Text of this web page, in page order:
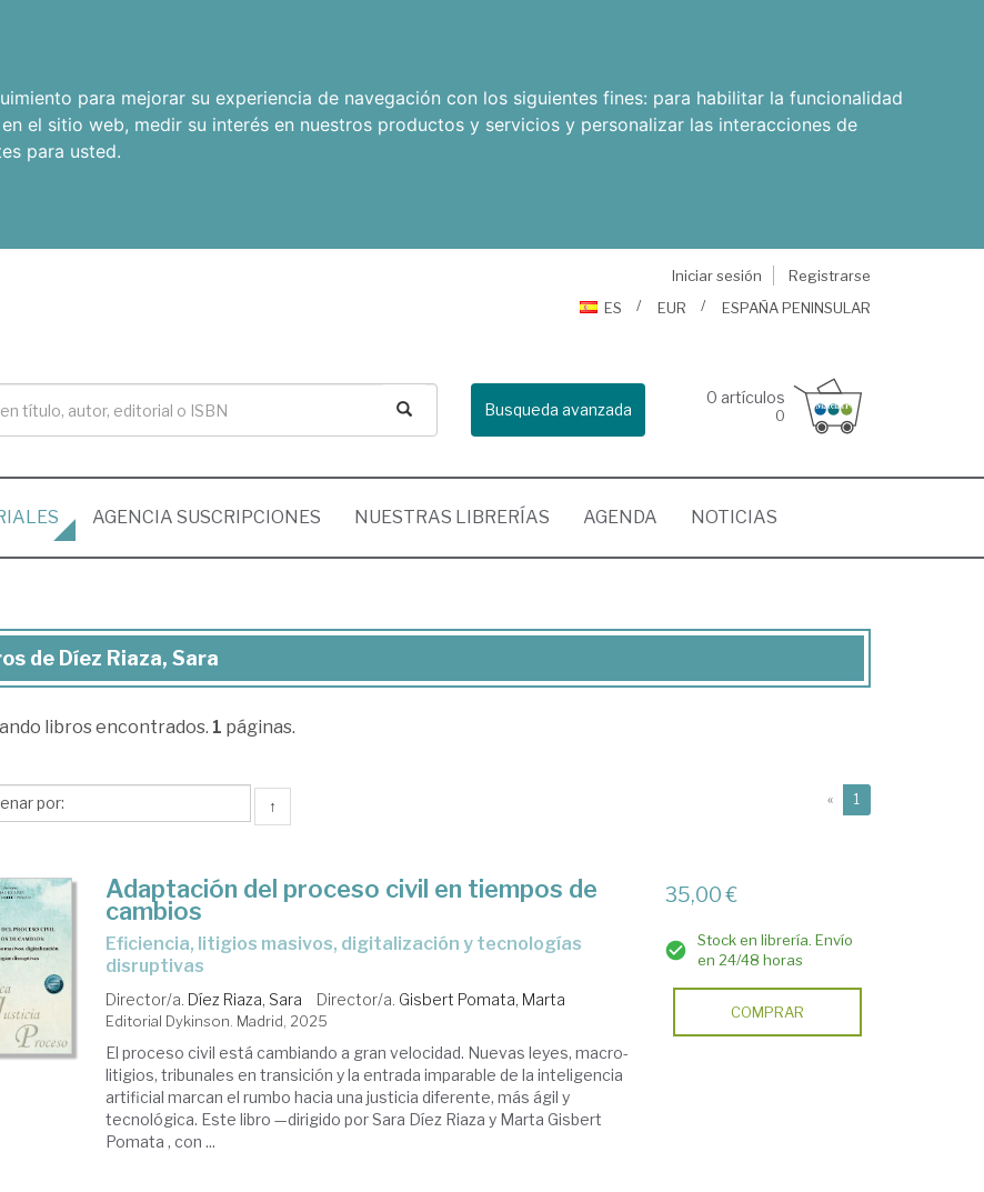
para mejorar su experiencia de navegación con los siguientes fines: para habilitar la funcionalidad
el sitio web, medir su interés en nuestros productos y servicios y personalizar las interacciones de
para usted.
Iniciar sesión
Registrarse
ES
EUR ESPAÑA PENINSULAR
Busqueda avanzada
0 artículos
0
AGENCIA SUSCRIPCIONES NUESTRAS LIBRERÍAS AGENDA NOTICIAS
de Díez Riaza, Sara
libros encontrados. 1 páginas.
↑ « 1
Adaptación del proceso civil en tiempos de
cambios
Eficiencia, litigios masivos, digitalización y tecnologías
disruptivas
Director/a. Díez Riaza, Sara Director/a. Gisbert Pomata, Marta
Editorial Dykinson. Madrid, 2025
El proceso civil está cambiando a gran velocidad. Nuevas leyes, macro-
litigios, tribunales en transición y la entrada imparable de la inteligencia
artificial marcan el rumbo hacia una justicia diferente, más ágil y
tecnológica. Este libro —dirigido por Sara Díez Riaza y Marta Gisbert
Pomata , con ...
35,00 €
Stock en librería. Envío
en 24/48 horas
COMPRAR